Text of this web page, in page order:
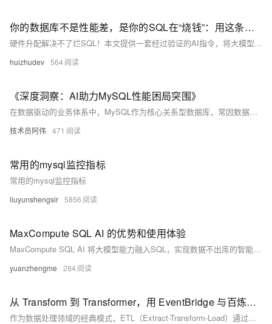
你的数据库不是性能差，是你的SQL在“烧钱”：用这条指令让AI化身资深DBA
硬件升配解决不了烂SQL！本文提供一套经过验证的AI指令，将大模型转化为资深DBA，通过深度诊断、索引优化和执行计划分析，帮助开发者从根源解决慢查询问题，实现数据库性能的降本增效。
huizhudev 564
《深度洞察：AI助力MySQL性能困局突围》
在数据驱动的业务体系中，MySQL作为核心关系型数据库，常因数据量增长、应用复杂度提升而面临性能下降问题。传统人工排查效率低且难以应对复杂情况，而AI技术凭借强大的数据分析与模式识别能力，可高效定位性能瓶颈并提出优化方案。通过收集与分析MySQL性能指标、查询日志等数据，AI能精准发现异常根源，如查询优化问题或资源配置不足，并动态调整优化策略。这不仅提升了MySQL性能与稳定性，还为业务发展提供了坚实支撑，展现了AI在数据库管理领域的巨大潜力。
技术员阿伟 471
常用的mysql监控指标
常用的mysql监控指标
liuyunshengsir 5856
MaxCompute SQL AI 的优势和使用体验
MaxCompute SQL AI 将大模型能力融入SQL，实现数据不出库的智能分析。支持自然语言查询、文本语义理解与非结构化数据处理，降低AI使用门槛，保障数据安全，提升分析效率，助力企业高效挖掘数据价值。
yuanzhengme 284
从 Transform 到 Transformer，用 EventBridge 与百炼构建实时智能的 ETL 数据管道
作为数据处理领域的经典模式，ETL（Extract-Transform-Load）通过提取、转换、加载三个步骤，高效地处理着各类结构化数据。然而，面对 AI 时代海量、异构、实时的“数据洪流”，传统 ETL 链路，尤其是其核心的转换（Transform）环节，正面临严峻挑战。本文将从一个初级开发者也能理解和上手的视角，探讨 AI 时代的数据处理新范式：如何利用基于 Transformer 架构的大语言模型（LLM）重塑传统数据处理中的转换（Transform）环节，并结合事件驱动架构（Event-Driven Architecture, EDA），为 AI 数据处理链路“注入实时智能”。